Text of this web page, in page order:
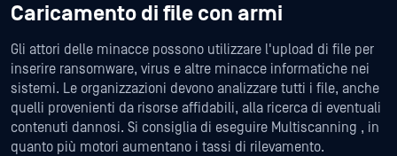
Caricamento di file con armi
Gli attori delle minacce possono utilizzare l'upload di file per
inserire ransomware, virus e altre minacce informatiche nei
sistemi. Le organizzazioni devono analizzare tutti i file, anche
quelli provenienti da risorse affidabili, alla ricerca di eventuali
contenuti dannosi. Si consiglia di eseguire Multiscanning , in
quanto più motori aumentano i tassi di rilevamento.